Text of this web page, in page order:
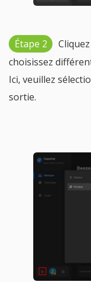
Étape 2
choisissez
Ici, veuillez
sortie.